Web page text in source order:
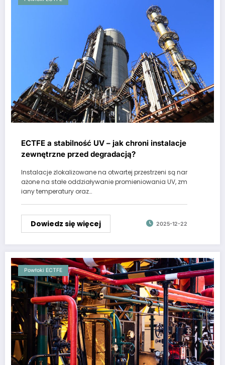
ECTFE a stabilność UV – jak chroni instalacje
zewnętrzne przed degradacją?
Instalacje zlokalizowane na otwartej przestrzeni są nar
ażone na stałe oddziaływanie promieniowania UV, zm
iany temperatury oraz…
Dowiedz się więcej 2025-12-22
Powłoki ECTFE